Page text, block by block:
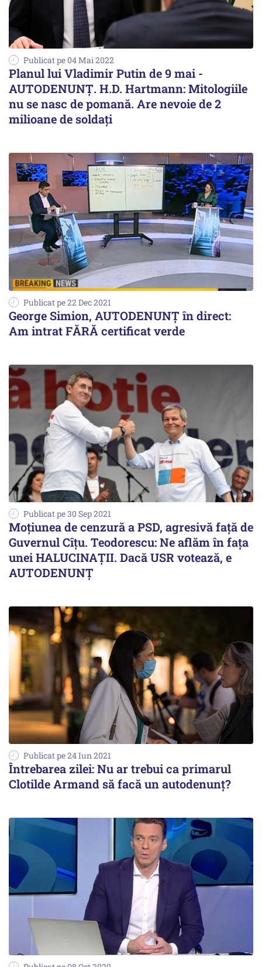
Publicat pe 04 Mai 2022
Planul lui Vladimir Putin de 9 mai -
AUTODENUNȚ. H.D. Hartmann: Mitologiile
nu se nasc de pomană. Are nevoie de 2
milioane de soldați
Publicat pe 22 Dec 2021
George Simion, AUTODENUNȚ în direct:
Am intrat FĂRĂ certificat verde
Publicat pe 30 Sep 2021
Moțiunea de cenzură a PSD, agresivă față de
Guvernul Cîțu. Teodorescu: Ne aflăm în fața
unei HALUCINAȚII. Dacă USR votează, e
AUTODENUNȚ
Publicat pe 24 Iun 2021
Întrebarea zilei: Nu ar trebui ca primarul
Clotilde Armand să facă un autodenunț?